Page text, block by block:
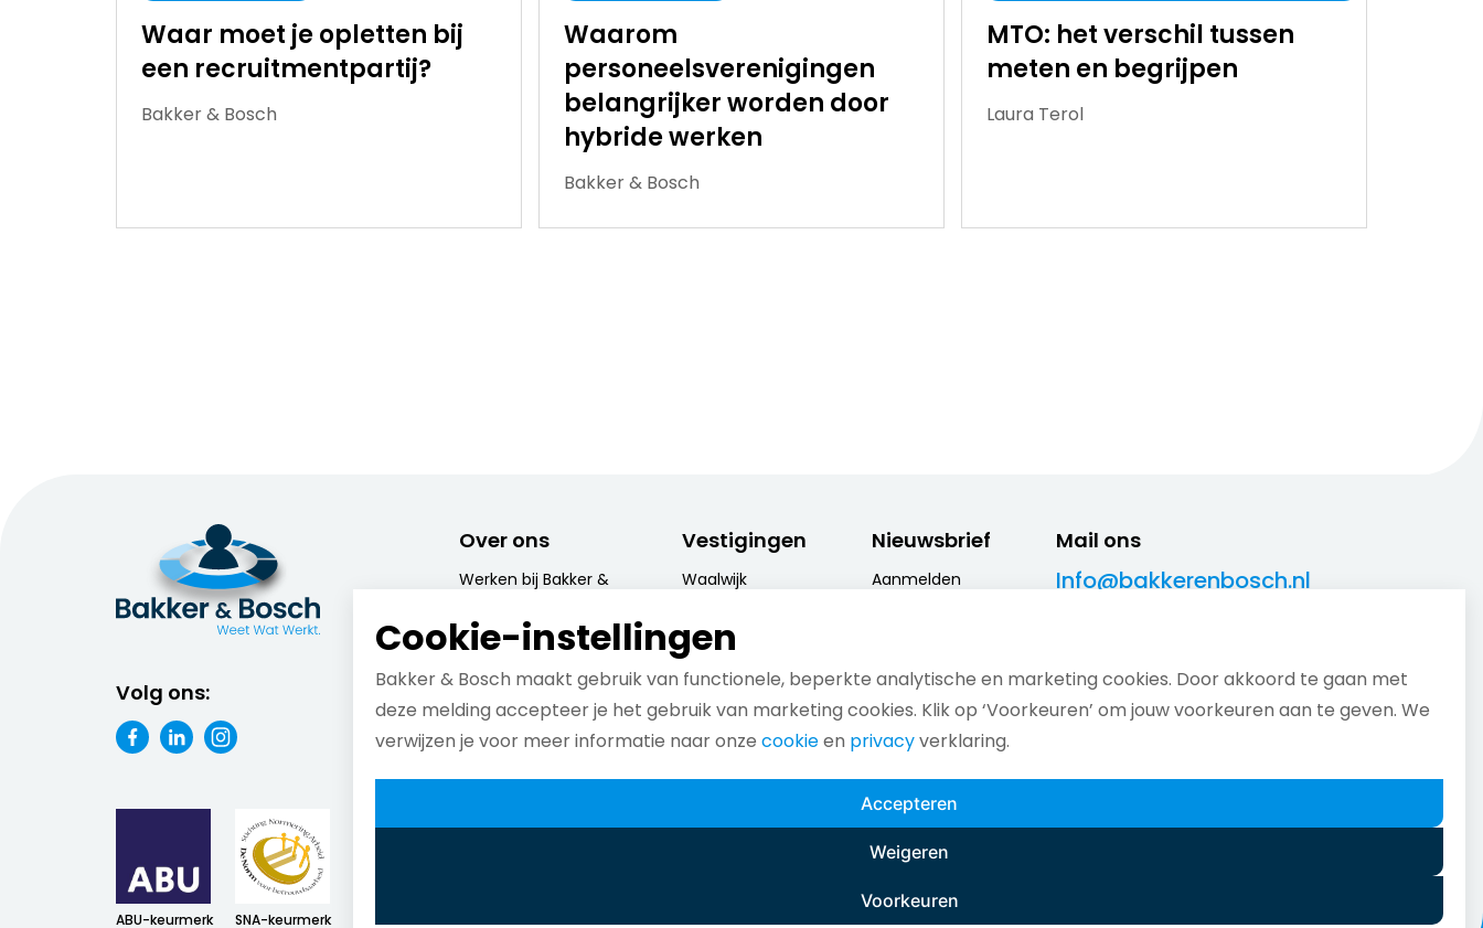
Waar moet je opletten bij
een recruitmentpartij?
Bakker & Bosch
Waarom
personeelsverenigingen
belangrijker worden door
hybride werken
Bakker & Bosch
MTO: het verschil tussen
meten en begrijpen
Laura Terol
Volg ons:
ABU-keurmerk SNA-keurmerk
Over ons
Werken bij Bakker &
Wie zijn wij?
Onze kernwaarden
Onze activiteiten
Onze opdrachtgevers
Vestigingen
Waalwijk
Contactgegevens
Nieuwsbrief
Aanmelden
Mail ons
Info@bakkerenbosch.nl
088-555 09 09
Wij zijn telefonisch bereikbaar van
Stuur je bericht naar
Cookie-instellingen
Bakker & Bosch maakt gebruik van functionele, beperkte analytische en marketing cookies. Door akkoord te gaan met
deze melding accepteer je het gebruik van marketing cookies. Klik op ‘Voorkeuren’ om jouw voorkeuren aan te geven. We
verwijzen je voor meer informatie naar onze cookieen privacyverklaring.
Accepteren
Weigeren
Voorkeuren